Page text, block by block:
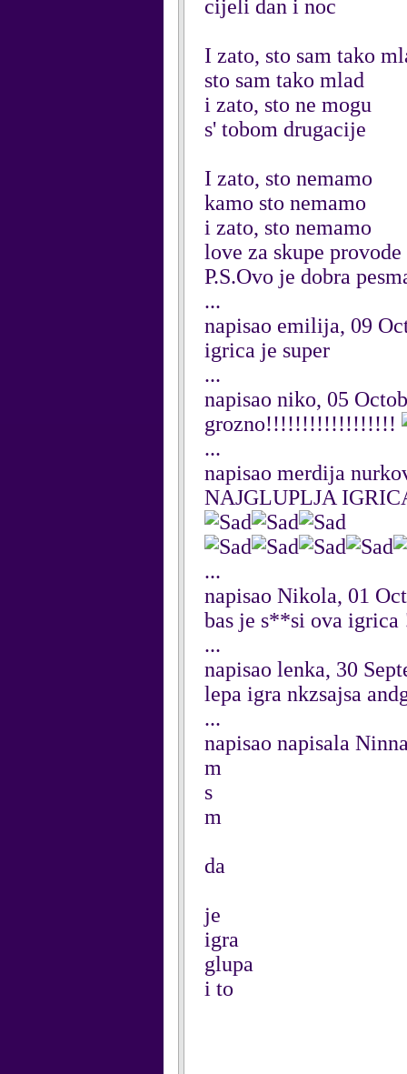
cijeli dan i noc
I zato, sto sam tako
sto sam tako mlad
i zato, sto ne mogu
s' tobom drugacije
I zato, sto nemamo
kamo sto nemamo
i zato, sto nemamo
love za skupe provode
P.S.Ovo je dobra
...
napisao emilija, 09
igrica je super
...
napisao niko, 05
grozno!!!!!!!!!!!!!!!!!!
...
napisao merdija
NAJGLUPLJA
...
napisao Nikola, 01
bas je s**si ova
...
napisao lenka, 30
lepa igra nkzsajsa
...
napisao napisala
m
s
m
da
je
igra
glupa
i to